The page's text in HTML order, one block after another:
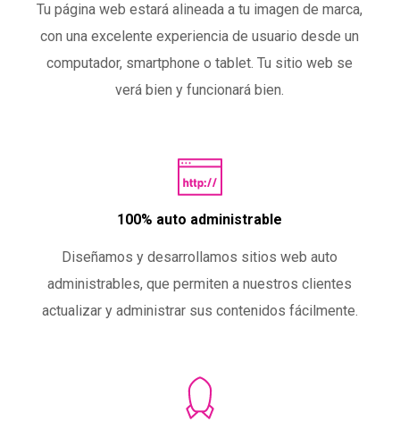
Tu página web estará alineada a tu imagen de marca,
con una excelente experiencia de usuario desde un
computador, smartphone o tablet. Tu sitio web se
verá bien y funcionará bien.
100% auto administrable
Diseñamos y desarrollamos sitios web auto
administrables, que permiten a nuestros clientes
actualizar y administrar sus contenidos fácilmente.